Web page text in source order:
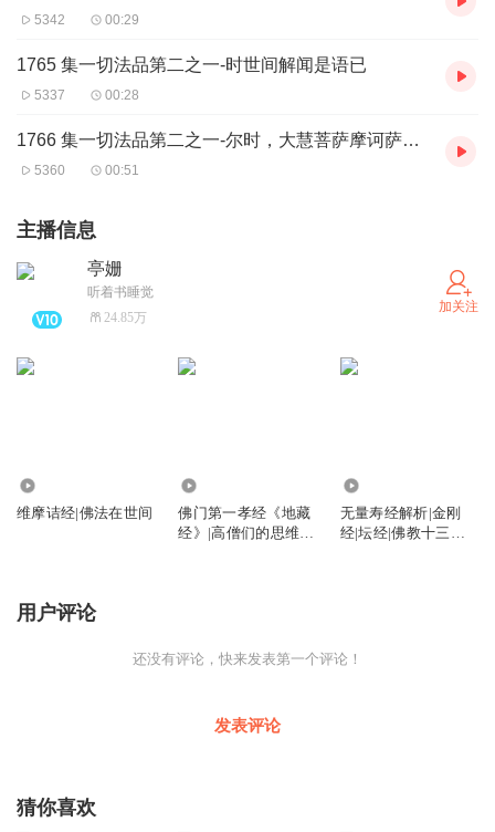
5342 00:29
1765 集一切法品第二之一-时世间解闻是语已
5337 00:28
1766 集一切法品第二之一-尔时，大慧菩萨摩诃萨蒙佛许已
5360 00:51
主播信息
亭姗
听着书睡觉
24.85万
加关注
维摩诘经|佛法在世间
佛门第一孝经《地藏
经》|高僧们的思维智
无量寿经解析|金刚
经|坛经|佛教十三经|
用户评论
还没有评论，快来发表第一个评论！
发表评论
猜你喜欢